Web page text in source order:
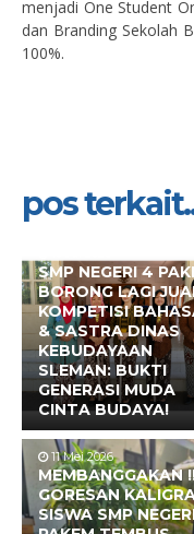
menjadi One Student
dan Branding Sekolah
100%.
pos
SMP NEGERI 4
BORONG LAGI
KOMPETISI
& SASTRA DINAS
KEBUDAYAAN
SLEMAN: BUKTI
GENERASI MUDA
CINTA BUDAYA!
11 Mei 2026
MEMBANGGAKAN
GORESAN
SISWA SMP